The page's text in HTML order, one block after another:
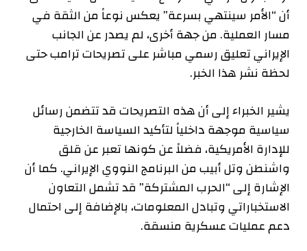
أن “الأمر سينتهي بسرعة” يعكس نوعاً من الثقة في
مسار العملية. من جهة أخرى، لم يصدر عن الجانب
الإيراني تعليق رسمي مباشر على تصريحات ترامب حتى
لحظة نشر هذا الخبر.
يشير الخبراء إلى أن هذه التصريحات قد تتضمن رسائل
سياسية موجهة داخلياً لتأكيد السياسة الخارجية
للإدارة الأمريكية، فضلاً عن كونها تعبر عن قلق
واشنطن وتل أبيب من البرنامج النووي الإيراني. كما أن
الإشارة إلى “الحرب المشتركة” قد تشمل التعاون
الاستخباراتي وتبادل المعلومات، بالإضافة إلى احتمال
دعم عمليات عسكرية منسقة.